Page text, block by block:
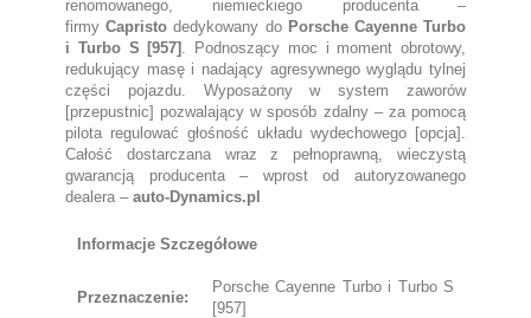
renomowanego, niemieckiego producenta –
firmyCapristo dedykowany do Porsche Cayenne Turbo
i Turbo S [957] . Podnoszący moc i moment obrotowy,
redukujący masę i nadający agresywnego wyglądu tylnej
części pojazdu. Wyposażony w system zaworów
[przepustnic] pozwalający w sposób zdalny – za pomocą
pilota regulować głośność układu wydechowego [opcja].
Całość dostarczana wraz z pełnoprawną, wieczystą
gwarancją producenta – wprost od autoryzowanego
dealera – auto-Dynamics.pl
Informacje Szczegółowe
Przeznaczenie:
Porsche Cayenne Turbo i Turbo S
[957]